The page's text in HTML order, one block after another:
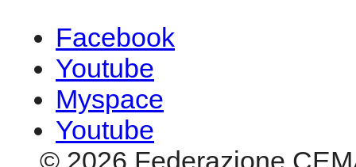
Facebook
Youtube
Myspace
Youtube
© 2026 Federazione